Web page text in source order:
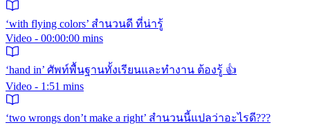
‘with flying colors’ สำนวนดี ที่น่ารู้
Video - 00:00:00 mins
‘hand in’ ศัพท์พื้นฐานทั้งเรียนและทำงาน ต้องรู้ 👍
Video - 1:51 mins
‘two wrongs don’t make a right’ สำนวนนี้แปลว่าอะไรดี???